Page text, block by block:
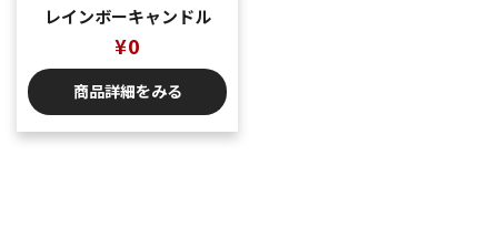
レインボーキャンドル
¥0
商品詳細をみる